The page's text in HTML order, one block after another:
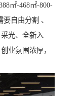
㎡-468㎡-800-
自由分割 、
光、全新入
业氛围浓厚，